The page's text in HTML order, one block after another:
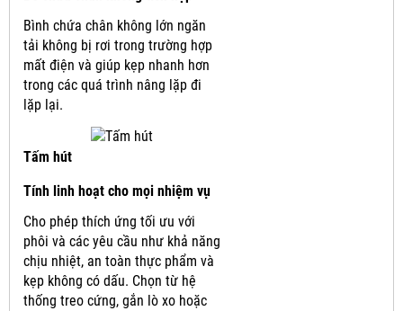
Bình chứa chân không lớn ngăn
tải không bị rơi trong trường hợp
mất điện và giúp kẹp nhanh hơn
trong các quá trình nâng lặp đi
lặp lại.
Tấm hút
Tính linh hoạt cho mọi nhiệm vụ
Cho phép thích ứng tối ưu với
phôi và các yêu cầu như khả năng
chịu nhiệt, an toàn thực phẩm và
kẹp không có dấu. Chọn từ hệ
thống treo cứng, gắn lò xo hoặc